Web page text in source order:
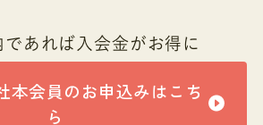
であれば入会金がお得に
本会員のお申込みはこち
ら